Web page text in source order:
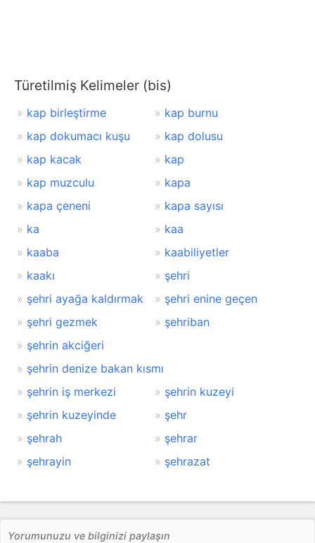
Türetilmiş Kelimeler (bis)
kap birleştirme
kap burnu
kap dokumacı kuşu
kap dolusu
kap kacak
kap
kap muzculu
kapa
kapa çeneni
kapa sayısı
ka
kaa
kaaba
kaabiliyetler
kaakı
şehri
şehri ayağa kaldırmak
şehri enine geçen
şehri gezmek
şehriban
şehrin akciğeri
şehrin denize bakan kısmı
şehrin iş merkezi
şehrin kuzeyi
şehrin kuzeyinde
şehr
şehrah
şehrar
şehrayin
şehrazat
Yorumunuzu ve bilginizi paylaşın